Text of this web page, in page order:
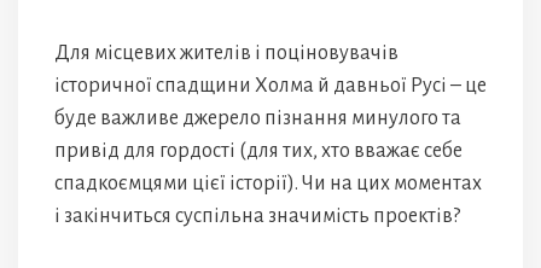
Для місцевих жителів і поціновувачів
історичної спадщини Холма й давньої Русі – це
буде важливе джерело пізнання минулого та
привід для гордості (для тих, хто вважає себе
спадкоємцями цієї історії). Чи на цих моментах
і закінчиться суспільна значимість проектів?